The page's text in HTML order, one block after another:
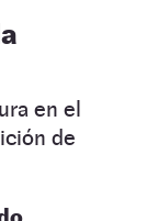
en el
de